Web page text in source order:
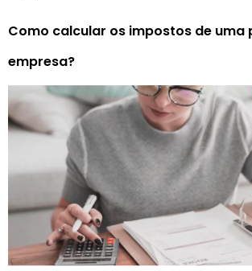
Como calcular os impostos de uma
empresa?